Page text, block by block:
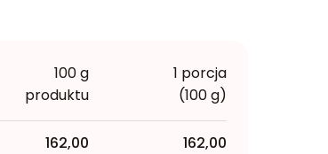
100 g
produktu
1 porcja
(100 g)
162,00 162,00